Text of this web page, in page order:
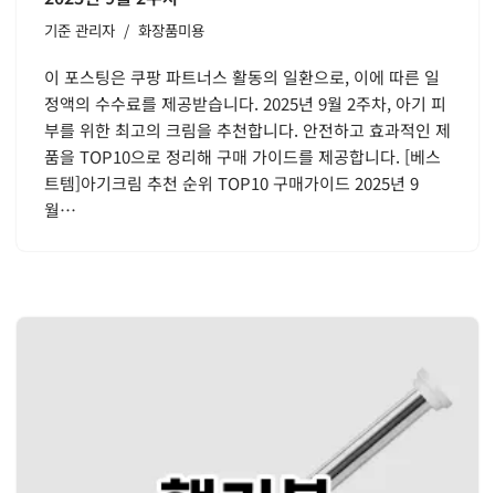
기준 관리자 화장품미용
이 포스팅은 쿠팡 파트너스 활동의 일환으로, 이에 따른 일
정액의 수수료를 제공받습니다. 2025년 9월 2주차, 아기 피
부를 위한 최고의 크림을 추천합니다. 안전하고 효과적인 제
품을 TOP10으로 정리해 구매 가이드를 제공합니다. [베스
트템]아기크림 추천 순위 TOP10 구매가이드 2025년 9
월…